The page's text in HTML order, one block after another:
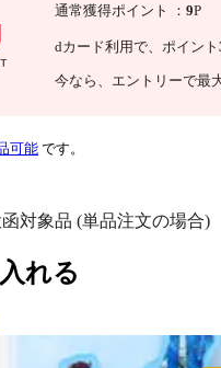
通常獲得ポイント ： 9P
dカード利用で、 ポイント
今なら 、エントリーで最
可能 です。
対象品 (単品注文の場合)
れる